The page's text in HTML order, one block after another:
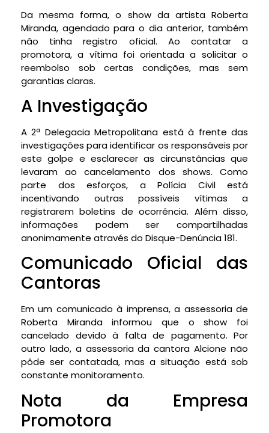
Da mesma forma, o show da artista Roberta
Miranda, agendado para o dia anterior, também
não tinha registro oficial. Ao contatar a
promotora, a vítima foi orientada a solicitar o
reembolso sob certas condições, mas sem
garantias claras.
A Investigação
A 2ª Delegacia Metropolitana está à frente das
investigações para identificar os responsáveis por
este golpe e esclarecer as circunstâncias que
levaram ao cancelamento dos shows. Como
parte dos esforços, a Polícia Civil está
incentivando outras possíveis vítimas a
registrarem boletins de ocorrência. Além disso,
informações podem ser compartilhadas
anonimamente através do Disque-Denúncia 181.
Comunicado Oficial das
Cantoras
Em um comunicado à imprensa, a assessoria de
Roberta Miranda informou que o show foi
cancelado devido à falta de pagamento. Por
outro lado, a assessoria da cantora Alcione não
pôde ser contatada, mas a situação está sob
constante monitoramento.
Nota da Empresa
Promotora